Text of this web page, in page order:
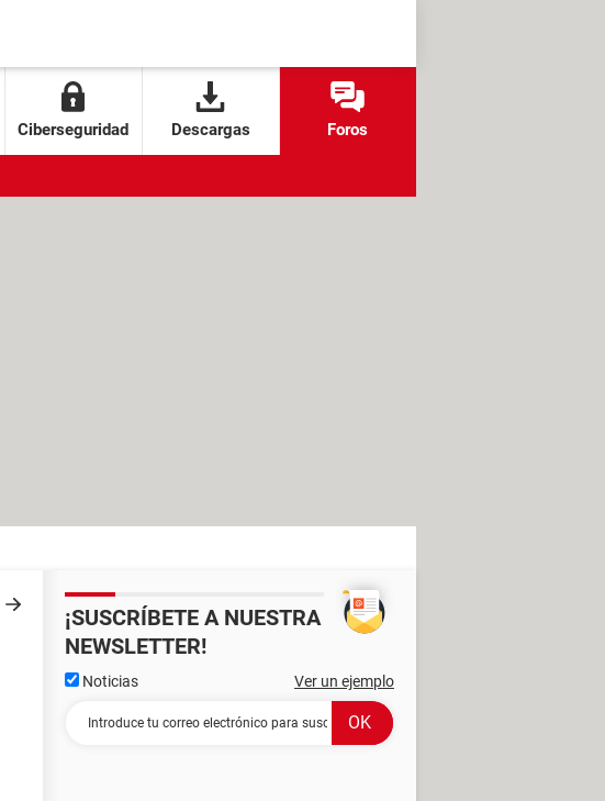
Ciberseguridad Descargas Foros
¡SUSCRÍBETE A NUESTRA
NEWSLETTER!
Noticias Ver un ejemplo